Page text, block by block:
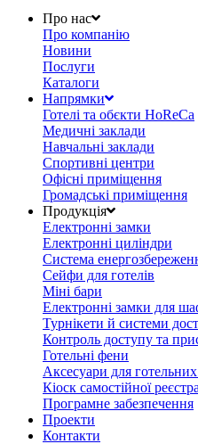
Про нас
Про компанію
Новини
Послуги
Каталоги
Напрямки
Готелі та обєкти HoReCa
Медичні заклади
Навчальні заклади
Спортивні центри
Офісні приміщення
Громадські приміщення
Продукція
Електронні замки
Електронні циліндри
Система
Сейфи для готелів
Міні бари
Електронні замки для
Турнікети й системи
Контроль доступу та
Готельні фени
Аксесуари для
Кіоск самостійної
Програмне забезпечення
Проекти
Контакти